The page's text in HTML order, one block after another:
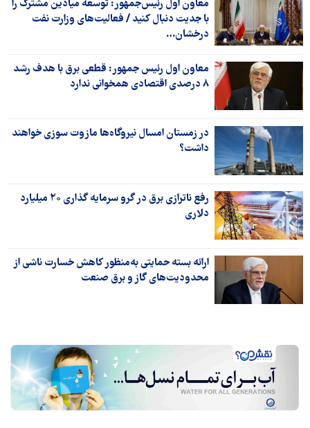
معاون اول رئیس‌جمهور: توسعه میادین مشترک را
با جدیت دنبال کنید / فعالیت‌های وزارت نفت
درخشان…
معاون اول رئیس جمهور: قطعی برق با هدف رشد
۸ درصدی اقتصادی همخوانی ندارد
در زمستان امسال نیروگاه‌ها مازوت سوزی خواهند
داشت؟
رفع ناترازی برق در گرو سرمایه گذاری ۲۰ میلیارد
دلاری
ارائه بسته حمایتی به‌منظور کاهش خسارت ناشی از
محدودیت‌های گاز و برق صنعت